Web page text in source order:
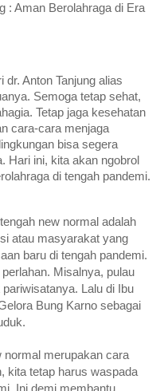
: Aman Berolahraga di Era
Anton Tanjung alias
Semoga tetap sehat,
Tetap jaga kesehatan
cara-cara menjaga
bisa segera
Hari ini, kita akan ngobrol
di tengah pandemi.
new normal adalah
atau masyarakat yang
baru di tengah pandemi.
Misalnya, pulau
Lalu di Ibu
Bung Karno sebagai
normal merupakan cara
kita tetap harus waspada